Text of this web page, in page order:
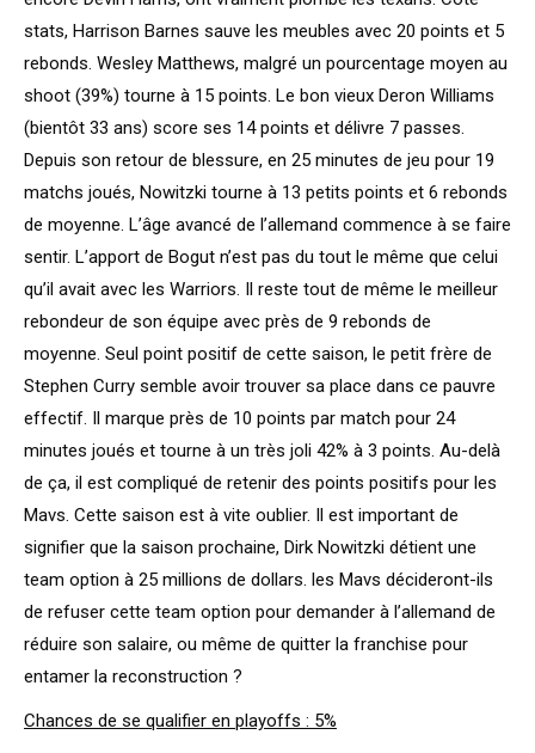
stats, Harrison Barnes sauve les meubles avec 20 points et 5
rebonds. Wesley Matthews, malgré un pourcentage moyen au
shoot (39%) tourne à 15 points. Le bon vieux Deron Williams
(bientôt 33 ans) score ses 14 points et délivre 7 passes.
Depuis son retour de blessure, en 25 minutes de jeu pour 19
matchs joués, Nowitzki tourne à 13 petits points et 6 rebonds
de moyenne. L’âge avancé de l’allemand commence à se faire
sentir. L’apport de Bogut n’est pas du tout le même que celui
qu’il avait avec les Warriors. Il reste tout de même le meilleur
rebondeur de son équipe avec près de 9 rebonds de
moyenne. Seul point positif de cette saison, le petit frère de
Stephen Curry semble avoir trouver sa place dans ce pauvre
effectif. Il marque près de 10 points par match pour 24
minutes joués et tourne à un très joli 42% à 3 points. Au-delà
de ça, il est compliqué de retenir des points positifs pour les
Mavs. Cette saison est à vite oublier. Il est important de
signifier que la saison prochaine, Dirk Nowitzki détient une
team option à 25 millions de dollars. les Mavs décideront-ils
de refuser cette team option pour demander à l’allemand de
réduire son salaire, ou même de quitter la franchise pour
entamer la reconstruction ?
Chances de se qualifier en playoffs : 5%